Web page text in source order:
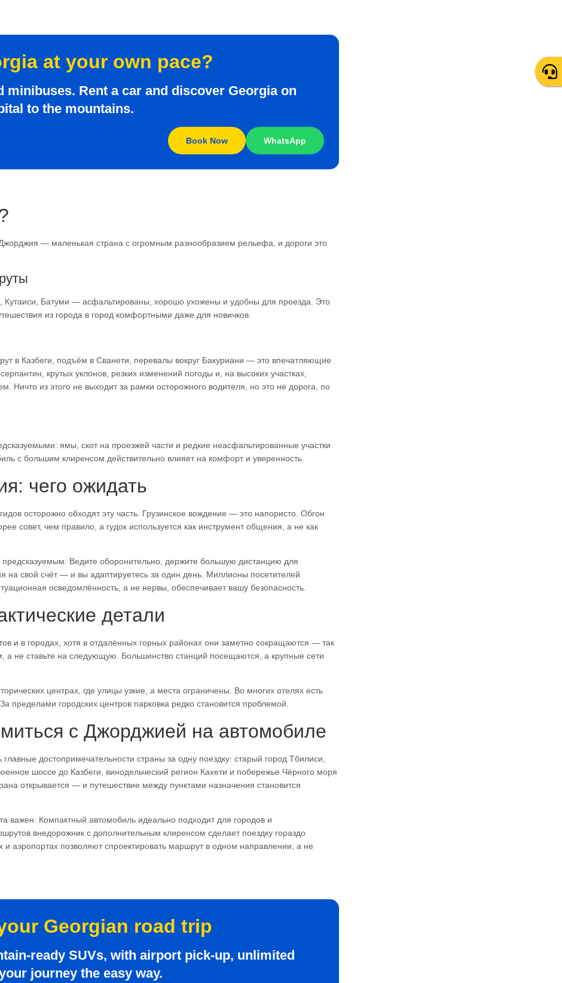
at your own pace?
Rent a car and discover Georgia on
to the mountains.
Book Now WhatsApp
Джорджия — маленькая страна с огромным разнообразием рельефа, и дороги это
Батуми — асфальтированы, хорошо ухожены и удобны для проезда. Это
из города в город комфортными даже для новичков.
в Казбеги, подъём в Сванети, перевалы вокруг Бакуриани — это впечатляющие
крутых уклонов, резких изменений погоды и, на высоких участках,
Ничто из этого не выходит за рамки осторожного водителя, но это не дорога, по
ямы, скот на проезжей части и редкие неасфальтированные участки
с большим клиренсом действительно влияет на комфорт и уверенность.
чего ожидать
осторожно обходят эту часть. Грузинское вождение — это напористо. Обгон
совет, чем правило, а гудок используется как инструмент общения, а не как
предсказуемым. Ведите оборонительно, держите большую дистанцию для
на свой счёт — и вы адаптируетесь за один день. Миллионы посетителей
осведомлённость, а не нервы, обеспечивает вашу безопасность.
детали
и в городах, хотя в отдалённых горных районах они заметно сокращаются — так
а не ставьте на следующую. Большинство станций посещаются, а крупные сети
центрах, где улицы узкие, а места ограничены. Во многих отелях есть
пределами городских центров парковка редко становится проблемой.
с Джорджией на автомобиле
достопримечательности страны за одну поездку: старый город Тбилиси,
шоссе до Казбеги, винодельческий регион Кахети и побережье Чёрного моря
открывается — и путешествие между пунктами назначения становится
Компактный автомобиль идеально подходит для городов и
внедорожник с дополнительным клиренсом сделает поездку гораздо
и аэропортах позволяют спроектировать маршрут в одном направлении, а не
Georgian road trip
ready SUVs, with airport pick-up, unlimited
journey the easy way.